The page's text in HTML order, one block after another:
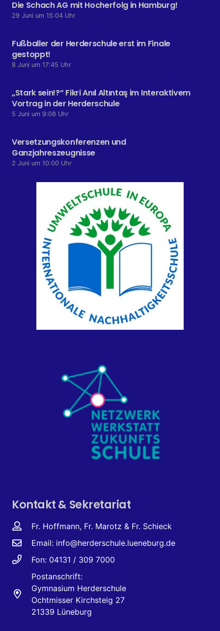
Die Schach AG mit Hocherfolg in Hamburg!
29 Juni um 15:04 Uhr
Fußballer der Herderschule erst im Finale
gestoppt!
8 Juni um 17:45 Uhr
„Stark sein!?“ Fikri Anıl Altıntaş im Interaktivem
Vortrag in der Herderschule
5 Juni um 9:08 Uhr
Versetzungskonferenzen und
Ganzjahreszeugnisse
2 Juni um 10:00 Uhr
Kontakt & Sekretariat
Fr. Hoffmann, Fr. Marotz & Fr. Schieck
Email: info@herderschule.lueneburg.de
Fon: 04131 / 309 7000
Postanschrift:
Gymnasium Herderschule
Ochtmisser Kirchsteig 27
21339 Lüneburg